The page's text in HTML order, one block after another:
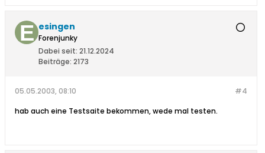
esingen
Forenjunky
Dabei seit: 21.12.2024
Beiträge: 2173
#4
05.05.2003, 08:10
hab auch eine Testsaite bekommen, wede mal testen.